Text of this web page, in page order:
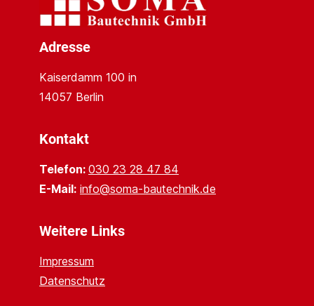
Adresse
Kaiserdamm 100 in
14057 Berlin
Kontakt
Telefon: 030 23 28 47 84
E-Mail: info@soma-bautechnik.de
Weitere Links
Impressum
Datenschutz